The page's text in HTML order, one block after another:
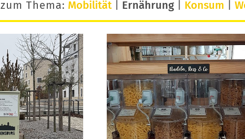
zum Thema: Mobilität Ernährung Konsum